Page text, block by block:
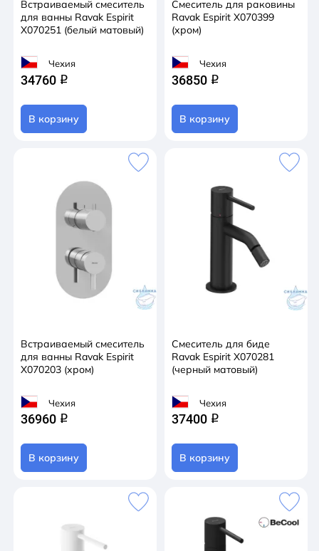
Встраиваемый смеситель
для ванны Ravak Espirit
X070251 (белый матовый)
Чехия
34760 q
В корзину
Смеситель для раковины
Ravak Espirit X070399
(хром)
Чехия
36850 q
В корзину
Встраиваемый смеситель
для ванны Ravak Espirit
X070203 (хром)
Чехия
36960 q
В корзину
Смеситель для биде
Ravak Espirit X070281
(черный матовый)
Чехия
37400 q
В корзину